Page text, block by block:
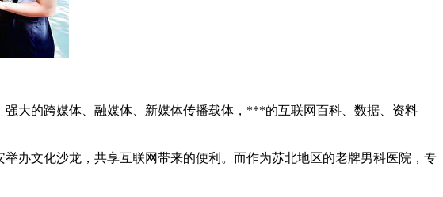
大的跨媒体、融媒体、新媒体传播载体，***的互联网百科、数据、资料
文化沙龙，共享互联网带来的便利。而作为苏北地区的老牌男科医院，专